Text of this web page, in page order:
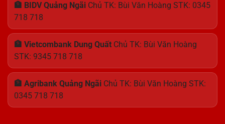
🏦 BIDV Quảng Ngãi Chủ TK: Bùi Văn Hoàng STK: 0345
718 718
🏦 Vietcombank Dung Quất Chủ TK: Bùi Văn Hoàng
STK: 9345 718 718
🏦 Agribank Quảng Ngãi Chủ TK: Bùi Văn Hoàng STK:
0345 718 718